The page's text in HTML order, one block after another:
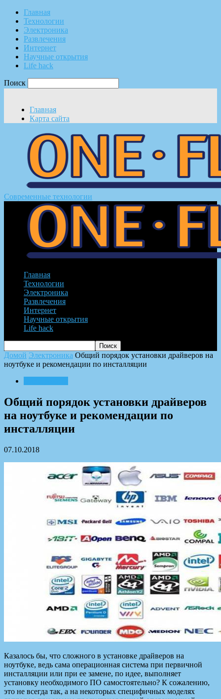
Главная
Технологии
Электроника
Развлечения
Интернет
Научные открытия
Life hack
Поиск
Главная
Карта сайта
Современные технологии
Главная
Технологии
Электроника
Развлечения
Интернет
Научные открытия
Life hack
Домой Электроника Общий порядок установки драйверов на
ноутбуке и рекомендации по инсталляции
Общий порядок установки драйверов
на ноутбуке и рекомендации по
инсталляции
07.10.2018
Казалось бы, что сложного в установке драйверов на
ноутбуке, ведь сама операционная система при первичной
инсталляции или при ее замене, по идее, выполняет
установку необходимого ПО самостоятельно? К сожалению,
это не всегда так, а на некоторых специфичных моделях